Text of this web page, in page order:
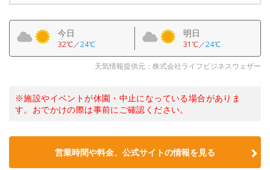
今日
32℃／24℃
明日
31℃／24℃
天気情報提供元：株式会社ライフビジネスウェザー
※施設やイベントが休園・中止になっている場合がありま
す。おでかけの際は事前にご確認ください。
営業時間や料金、公式サイトの情報を見る